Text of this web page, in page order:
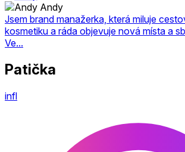
Andy
Jsem brand manažerka, která miluje
kosmetiku a ráda objevuje nová místa a
Ve...
Patička
infl